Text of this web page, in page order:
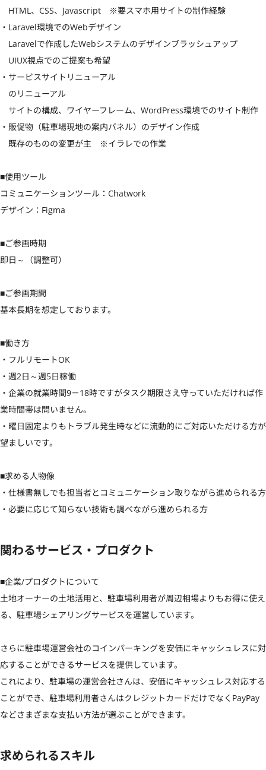
HTML、CSS、Javascript　※要スマホ用サイトの制作経験
・Laravel環境でのWebデザイン
Laravelで作成したWebシステムのデザインブラッシュアップ
UIUX視点でのご提案も希望
・サービスサイトリニューアル
のリニューアル
サイトの構成、ワイヤーフレーム、WordPress環境でのサイト制作
・販促物（駐車場現地の案内パネル）のデザイン作成
既存のものの変更が主　※イラレでの作業
■使用ツール
コミュニケーションツール：Chatwork
デザイン：Figma
■ご参画時期
即日～（調整可）
■ご参画期間
基本長期を想定しております。
■働き方
・フルリモートOK
・週2日～週5日稼働
・企業の就業時間9－18時ですがタスク期限さえ守っていただければ作
業時間帯は問いません。
・曜日固定よりもトラブル発生時などに流動的にご対応いただける方が
望ましいです。
■求める人物像
・仕様書無しでも担当者とコミュニケーション取りながら進められる方
・必要に応じて知らない技術も調べながら進められる方
関わるサービス・プロダクト
■企業/プロダクトについて
土地オーナーの土地活用と、駐車場利用者が周辺相場よりもお得に使え
る、駐車場シェアリングサービスを運営しています。
さらに駐車場運営会社のコインパーキングを安価にキャッシュレスに対
応することができるサービスを提供しています。
これにより、駐車場の運営会社さんは、安価にキャッシュレス対応する
ことができ、駐車場利用者さんはクレジットカードだけでなくPayPay
などさまざまな支払い方法が選ぶことができます。
求められるスキル